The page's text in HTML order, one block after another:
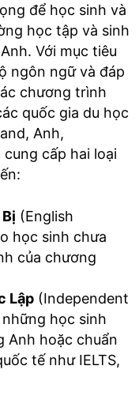
để học sinh và
học tập và sinh
Với mục tiêu
ngôn ngữ và đáp
chương trình
quốc gia du học
Anh,
cấp hai loại
(English
học sinh chưa
của chương
Lập (Independent
học sinh
Anh hoặc chuẩn
tế như IELTS,